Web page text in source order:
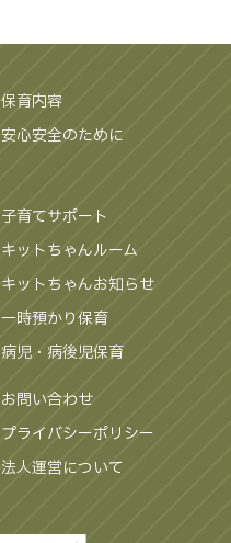
保育内容
安心安全のために
子育てサポート
キットちゃんルーム
キットちゃんお知らせ
一時預かり保育
病児・病後児保育
お問い合わせ
プライバシーポリシー
法人運営について